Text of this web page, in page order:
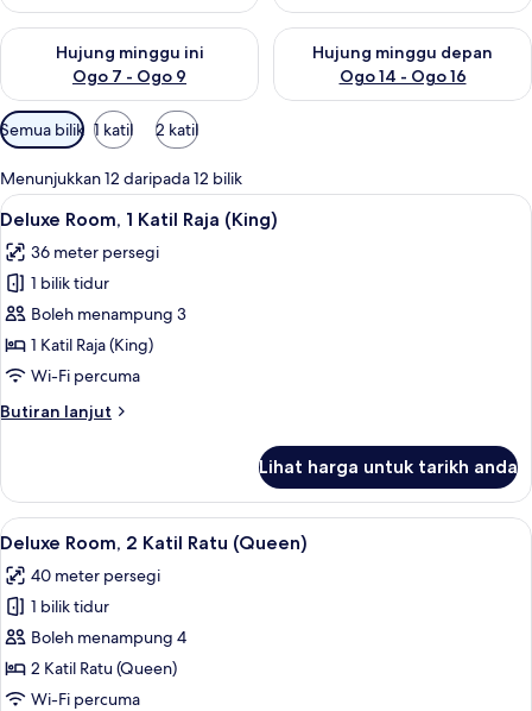
Hujung minggu ini
Ogo 7 - Ogo 9
Semak ketersediaan untuk hujung minggu ini Ogo 7 - Ogo 9
Hujung minggu depan
Ogo 14 - Ogo 16
Semak ketersediaan untuk
Penapis
yang
tersedia
untuk
bilik
Semua bilik 1 katil 2 katil
Menunjukkan 12 daripada 12 bilik
Lihat
semua
foto
untuk
Deluxe
Room,
1
Raja
Peralatan tempat tidur premium,
6
Deluxe Room, 1 Katil Raja (King)
36 meter persegi
1 bilik tidur
Boleh menampung 3
1 Katil Raja (King)
Wi-Fi percuma
Butiran lanjut
Butiran
Room,
Katil
(King)
Lihat harga untuk tarikh anda
Lihat
semua
foto
untuk
Deluxe
Room,
2
Deluxe Room, 2 Katil Ratu (Queen)
6
Deluxe Room, 2 Katil Ratu (Queen)
40 meter persegi
1 bilik tidur
Boleh menampung 4
2 Katil Ratu (Queen)
Wi-Fi percuma